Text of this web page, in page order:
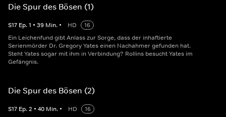
Die Spur des Bösen (1)
S17 Ep.1 • 39 Min. • HD
16
Ein Leichenfund gibt Anlass zur Sorge, dass der inhaftierte
Serienmörder Dr. Gregory Yates einen Nachahmer gefunden hat.
Steht Yates sogar mit ihm in Verbindung? Rollins besucht Yates im
Gefängnis.
Die Spur des Bösen (2)
S17 Ep.2 • 40 Min. • HD
16